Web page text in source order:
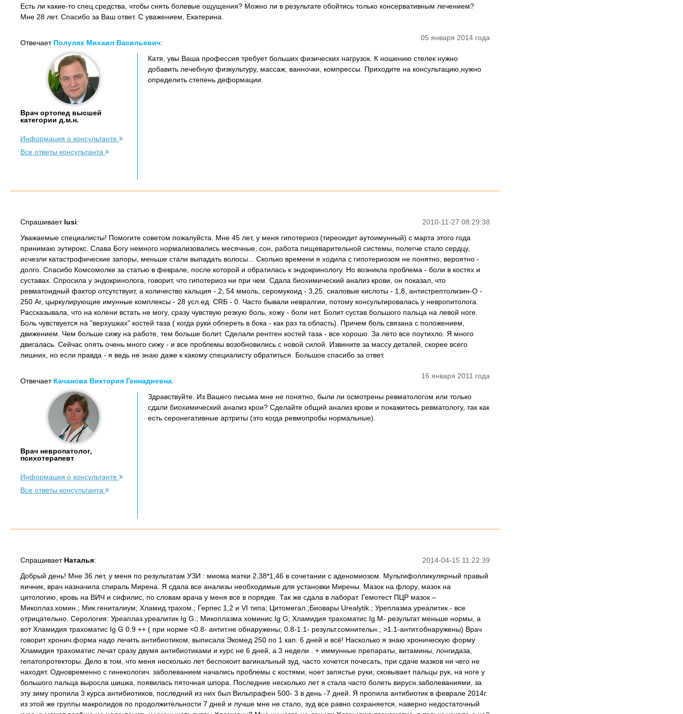
Есть ли какие-то спец.средства, чтобы снять болевые ощущения? Можно ли в результате обойтись только консервативным лечением?
Мне 28 лет. Спасибо за Ваш ответ. С уважением, Екатерина.
05 января 2014 года
Отвечает Полулях Михаил Васильевич:
Врач ортопед высшей
категории д.м.н.
Информация о консультанте
Все ответы консультанта
Катя, увы Ваша профессия требует больших физических нагрузок. К ношению стелек нужно
добавить лечебную физкультуру, массаж, ванночки, компрессы. Приходите на консультацию,нужно
определить степень деформации.
2010-11-27 08:29:38
Спрашивает lusi:
Уважаемые специалисты! Помогите советом пожалуйста. Мне 45 лет, у меня гипотериоз (тиреоидит аутоимунный) с марта этого года
принимаю эутирокс. Слава Богу немного нормализовались месячные, сон, работа пищеварительной системы, полегче стало сердцу,
исчезли катастрофические запоры, меньше стали выпадать волосы... Сколько времени я ходила с гипотериозом не понятно, вероятно -
долго. Спасибо Комсомолке за статью в феврале, после которой и обратилась к эндокринологу. Но возникла проблема - боли в костях и
суставах. Спросила у эндокринолога, говорит, что гипотериоз ни при чем. Сдала биохимический анализ крови, он показал, что
ревматоидный фактор отсутствуит, а количество кальция - 2, 54 ммоль, серомукоид - 3,25, сиаловые кислоты - 1,8, антистрептолизин-О -
250 Ar, цыркулирующие имунные комплексы - 28 усл.ед. CRБ - 0. Часто бывали невралгии, потому консультировалась у невропитолога.
Рассказывала, что на колени встать не могу, сразу чувствую резкую боль, хожу - боли нет. Болит сустав большого пальца на левой ноге.
Боль чувствуется на "верхушках" костей таза ( когда руки обпереть в бока - как раз та область). Причем боль связана с положением,
движением. Чем больше сижу на работе, тем больше болит. Сделали рентген костей таза - все хорошо. За лето все поутихло. Я много
двигалась. Сейчас опять очень много сижу - и все проблемы возобновились с новой силой. Извините за массу деталей, скорее всего
лишних, но если правда - я ведь не знаю даже к какому специалисту обратиться. Большое спасибо за ответ.
16 января 2011 года
Отвечает Качанова Виктория Геннадиевна:
Врач невропатолог,
психотерапевт
Информация о консультанте
Все ответы консультанта
Здравствуйте. Из Вашего письма мне не понятно, были ли осмотрены ревматологом или только
сдали биохимический анализ крои? Сделайте общий анализ крови и покажитесь ревматологу, так как
есть серонегативные артриты (это когда ревмопробы нормальные).
2014-04-15 11:22:39
Спрашивает Наталья:
Добрый день! Мне 36 лет, у меня по результатам УЗИ : миома матки 2,38*1,46 в сочетании с аденомиозом. Мультифолликулярный правый
яичник, врач назначила спираль Мирена. Я сдала все анализы необходимые для установки Мирены. Мазок на флору, мазок на
цитологию, кровь на ВИЧ и сифилис, по словам врача у меня все в порядке. Так же сдала в лаборат. Гемотест ПЦР мазок –
Микоплаз.хомин.; Мик.гениталиум; Хламид.трахом.; Герпес 1,2 и VI типа; Цитомегал.;Биовары Urealytik.; Уреплазма уреалитик.- все
отрицательно. Серология: Уреаплаз.уреалитик Ig G.; Микоплазма хоминис Ig G; Хламидия трахоматис Ig M- результат меньше нормы, а
вот Хламидия трахоматис Ig G 0.9 ++ ( при норме <0.8- антит.не обнаружены; 0.8-1.1- результ.сомнительн.; >1.1-антит.обнаружены) Врач
говорит хронич.форма надо лечить антибиотиком, выписала Экомед 250 по 1 кап. 6 дней и всё! Насколько я знаю хроническую форму
Хламидия трахоматис лечат сразу двумя антибиотиками и курс не 6 дней, а 3 недели . + иммунные препараты, витамины, лонгидаза,
гепатопротекторы. Дело в том, что меня несколько лет беспокоит вагинальный зуд, часто хочется почесать, при сдаче мазков ни чего не
находят. Одновременно с гинекологич. заболеванием начались проблемы с костями, ноет запястье руки, сковывает пальцы рук, на ноге у
большого пальца выросла шишка, появилась пяточная шпора. Последние несколько лет я стала часто болеть вирусн.заболеваниями, за
эту зиму пропила 3 курса антибиотиков, последний из них был Вильпрафен 500- 3 в день -7 дней. Я пропила антибиотик в феврале 2014г.
из этой же группы макролидов по продолжительности 7 дней и лучше мне не стало, зуд все равно сохраняется, наверно недостаточный